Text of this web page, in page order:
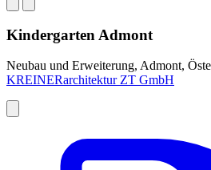
Kindergarten Admont
Neubau und Erweiterung, Admont,
KREINERarchitektur ZT GmbH